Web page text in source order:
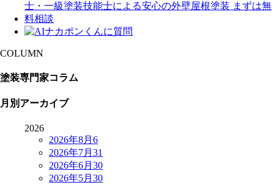
COLUMN
塗装専門家コラム
月別アーカイブ
2026
2026年8月 6
2026年7月 31
2026年6月 30
2026年5月 30